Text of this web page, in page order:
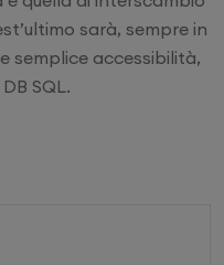
sarà, sempre in
semplice accessibilità,
SQL.